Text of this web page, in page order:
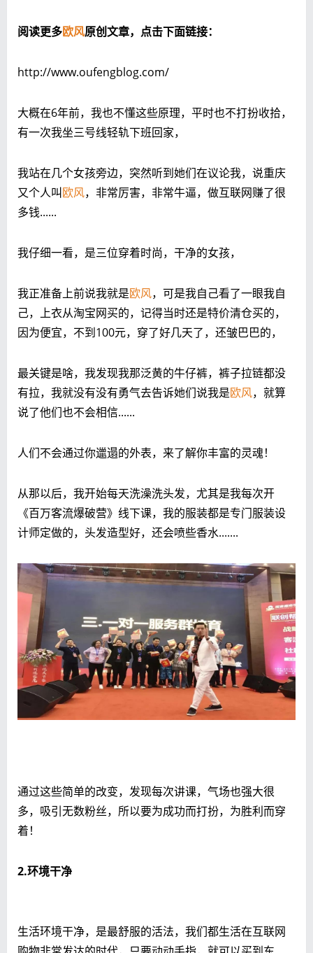
阅读更多欧风原创文章，点击下面链接：
http://www.oufengblog.com/
大概在6年前，我也不懂这些原理，平时也不打扮收拾，
有一次我坐三号线轻轨下班回家，
我站在几个女孩旁边，突然听到她们在议论我，说重庆
又个人叫欧风，非常厉害，非常牛逼，做互联网赚了很
多钱......
我仔细一看，是三位穿着时尚，干净的女孩，
我正准备上前说我就是欧风，可是我自己看了一眼我自
己，上衣从淘宝网买的，记得当时还是特价清仓买的，
因为便宜，不到100元，穿了好几天了，还皱巴巴的，
最关键是啥，我发现我那泛黄的牛仔裤，裤子拉链都没
有拉，我就没有没有勇气去告诉她们说我是欧风，就算
说了他们也不会相信......
人们不会通过你邋遢的外表，来了解你丰富的灵魂！
从那以后，我开始每天洗澡洗头发，尤其是我每次开
《百万客流爆破营》线下课，我的服装都是专门服装设
计师定做的，头发造型好，还会喷些香水.......
通过这些简单的改变，发现每次讲课，气场也强大很
多，吸引无数粉丝，所以要为成功而打扮，为胜利而穿
着！
2.环境干净
生活环境干净，是最舒服的活法，我们都生活在互联网